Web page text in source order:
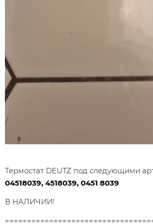
Термостат DEUTZ под следующими
04518039, 4518039, 0451 8039
В НАЛИЧИИ!